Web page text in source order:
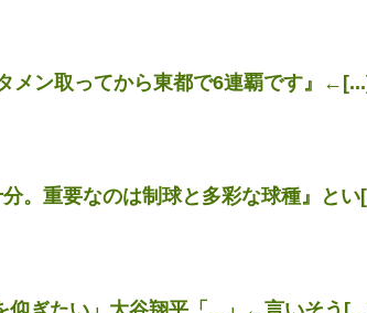
メン取ってから東都で6連覇です』
。重要なのは制球と多彩な球種』とい